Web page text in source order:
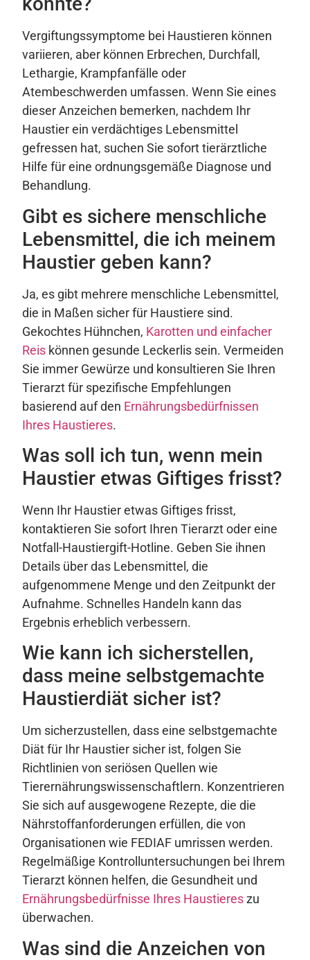
Vergiftungssymptome bei Haustieren können
variieren, aber können Erbrechen, Durchfall,
Lethargie, Krampfanfälle oder
Atembeschwerden umfassen. Wenn Sie eines
dieser Anzeichen bemerken, nachdem Ihr
Haustier ein verdächtiges Lebensmittel
gefressen hat, suchen Sie sofort tierärztliche
Hilfe für eine ordnungsgemäße Diagnose und
Behandlung.
Gibt es sichere menschliche
Lebensmittel, die ich meinem
Haustier geben kann?
Ja, es gibt mehrere menschliche Lebensmittel,
die in Maßen sicher für Haustiere sind.
Gekochtes Hühnchen, Karotten und einfacher
Reis können gesunde Leckerlis sein. Vermeiden
Sie immer Gewürze und konsultieren Sie Ihren
Tierarzt für spezifische Empfehlungen
basierend auf den Ernährungsbedürfnissen
Ihres Haustieres.
Was soll ich tun, wenn mein
Haustier etwas Giftiges frisst?
Wenn Ihr Haustier etwas Giftiges frisst,
kontaktieren Sie sofort Ihren Tierarzt oder eine
Notfall-Haustiergift-Hotline. Geben Sie ihnen
Details über das Lebensmittel, die
aufgenommene Menge und den Zeitpunkt der
Aufnahme. Schnelles Handeln kann das
Ergebnis erheblich verbessern.
Wie kann ich sicherstellen,
dass meine selbstgemachte
Haustierdiät sicher ist?
Um sicherzustellen, dass eine selbstgemachte
Diät für Ihr Haustier sicher ist, folgen Sie
Richtlinien von seriösen Quellen wie
Tierernährungswissenschaftlern. Konzentrieren
Sie sich auf ausgewogene Rezepte, die die
Nährstoffanforderungen erfüllen, die von
Organisationen wie FEDIAF umrissen werden.
Regelmäßige Kontrolluntersuchungen bei Ihrem
Tierarzt können helfen, die Gesundheit und
Ernährungsbedürfnisse Ihres Haustiereszu
überwachen.
Was sind die Anzeichen von